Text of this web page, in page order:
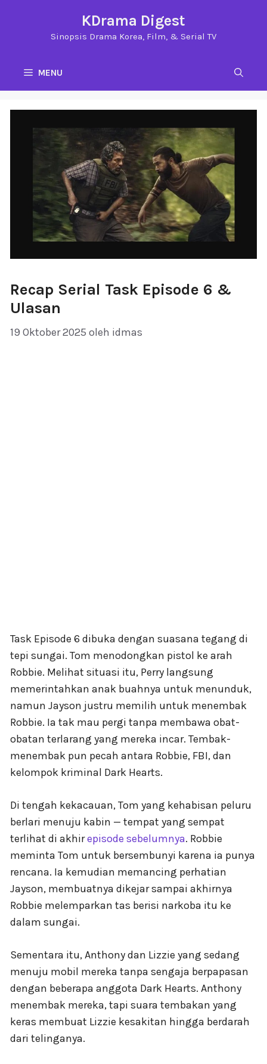
KDrama Digest
Sinopsis Drama Korea, Film, & Serial TV
MENU
Recap Serial Task Episode 6 &
Ulasan
19 Oktober 2025 oleh idmas
Task Episode 6 dibuka dengan suasana tegang di
tepi sungai. Tom menodongkan pistol ke arah
Robbie. Melihat situasi itu, Perry langsung
memerintahkan anak buahnya untuk menunduk,
namun Jayson justru memilih untuk menembak
Robbie. Ia tak mau pergi tanpa membawa obat-
obatan terlarang yang mereka incar. Tembak-
menembak pun pecah antara Robbie, FBI, dan
kelompok kriminal Dark Hearts.
Di tengah kekacauan, Tom yang kehabisan peluru
berlari menuju kabin — tempat yang sempat
terlihat di akhirepisode sebelumnya. Robbie
meminta Tom untuk bersembunyi karena ia punya
rencana. Ia kemudian memancing perhatian
Jayson, membuatnya dikejar sampai akhirnya
Robbie melemparkan tas berisi narkoba itu ke
dalam sungai.
Sementara itu, Anthony dan Lizzie yang sedang
menuju mobil mereka tanpa sengaja berpapasan
dengan beberapa anggota Dark Hearts. Anthony
menembak mereka, tapi suara tembakan yang
keras membuat Lizzie kesakitan hingga berdarah
dari telinganya.